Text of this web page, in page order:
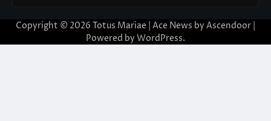
Copyright © 2026 Totus Mariae | Ace News by Ascendoor
Powered by WordPress.